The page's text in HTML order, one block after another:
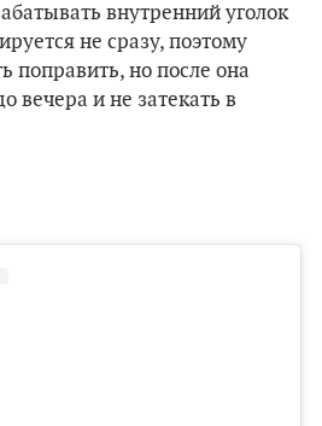
внутренний уголок
не сразу, поэтому
поправить, но после она
вечера и не затекать в